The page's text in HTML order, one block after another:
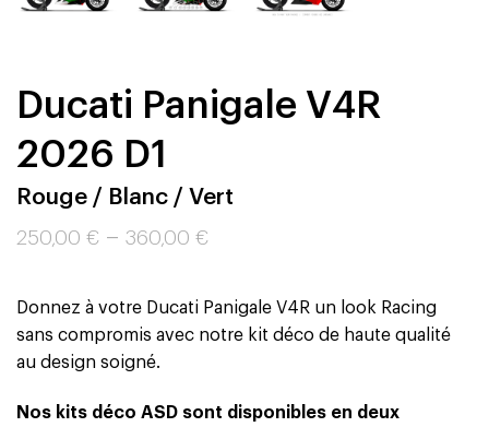
Ducati Panigale V4R
2026 D1
Rouge / Blanc / Vert
250,00 € – 360,00 €
Donnez à votre Ducati Panigale V4R un look Racing
sans compromis avec notre kit déco de haute qualité
au design soigné.
Nos kits déco ASD sont disponibles en deux